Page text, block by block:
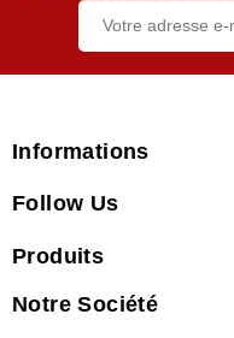
Informations
Follow Us
Produits
Notre Société